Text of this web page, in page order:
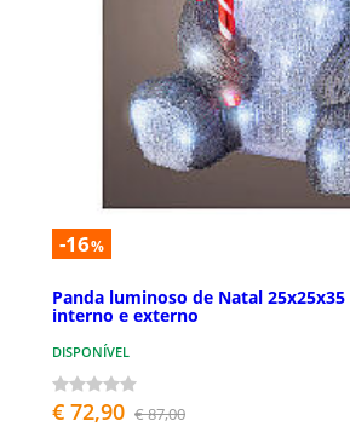
-16%
Panda luminoso de Natal 25x25x35
interno e externo
DISPONÍVEL
€ 72,90 € 87,00